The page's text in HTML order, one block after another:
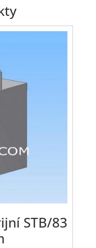
STB/83